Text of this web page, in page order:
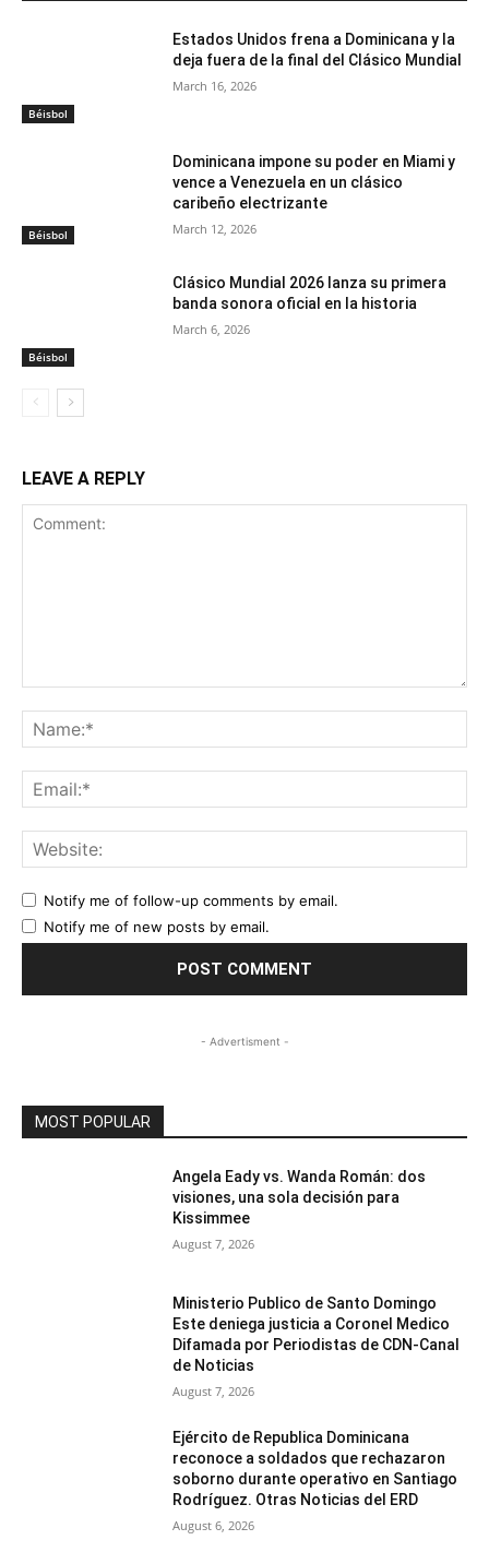
Béisbol
Estados Unidos frena a Dominicana y la
deja fuera de la final del Clásico Mundial
March 16, 2026
Béisbol
Dominicana impone su poder en Miami y
vence a Venezuela en un clásico
caribeño electrizante
March 12, 2026
Béisbol
Clásico Mundial 2026 lanza su primera
banda sonora oficial en la historia
March 6, 2026
LEAVE A REPLY
Notify me of follow-up comments by email.
Notify me of new posts by email.
- Advertisment -
MOST POPULAR
Angela Eady vs. Wanda Román: dos
visiones, una sola decisión para
Kissimmee
August 7, 2026
Ministerio Publico de Santo Domingo
Este deniega justicia a Coronel Medico
Difamada por Periodistas de CDN-Canal
de Noticias
August 7, 2026
Ejército de Republica Dominicana
reconoce a soldados que rechazaron
soborno durante operativo en Santiago
Rodríguez. Otras Noticias del ERD
August 6, 2026